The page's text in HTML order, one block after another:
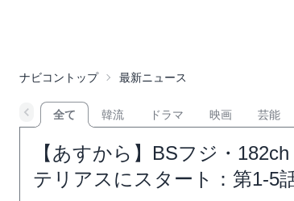
ナビコントップ 最新ニュース
全て 韓流 ドラマ 映画 芸能
【あすから】BSフジ・
テリアスにスタート：第1-5